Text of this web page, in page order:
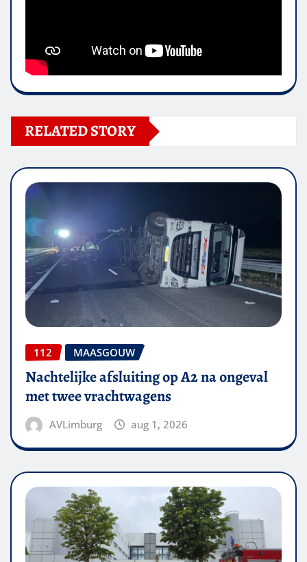
RELATED STORY
112 MAASGOUW
Nachtelijke afsluiting op A2 na ongeval
met twee vrachtwagens
AVLimburg aug 1, 2026